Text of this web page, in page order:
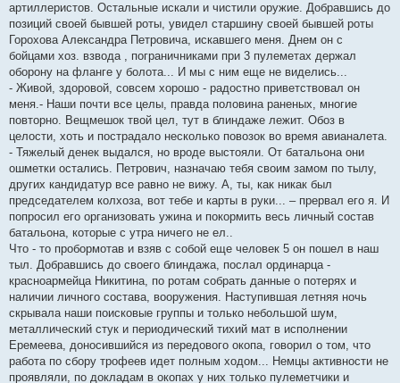
артиллеристов. Остальные искали и чистили оружие. Добравшись до
позиций своей бывшей роты, увидел старшину своей бывшей роты
Горохова Александра Петровича, искавшего меня. Днем он с
бойцами хоз. взвода , пограничниками при 3 пулеметах держал
оборону на фланге у болота... И мы с ним еще не виделись...
- Живой, здоровой, совсем хорошо - радостно приветствовал он
меня.- Наши почти все целы, правда половина раненых, многие
повторно. Вещмешок твой цел, тут в блиндаже лежит. Обоз в
целости, хоть и пострадало несколько повозок во время авианалета.
- Тяжелый денек выдался, но вроде выстояли. От батальона они
ошметки остались. Петрович, назначаю тебя своим замом по тылу,
других кандидатур все равно не вижу. А, ты, как никак был
председателем колхоза, вот тебе и карты в руки... – прервал его я. И
попросил его организовать ужина и покормить весь личный состав
батальона, которые с утра ничего не ел..
Что - то пробормотав и взяв с собой еще человек 5 он пошел в наш
тыл. Добравшись до своего блиндажа, послал ординарца -
красноармейца Никитина, по ротам собрать данные о потерях и
наличии личного состава, вооружения. Наступившая летняя ночь
скрывала наши поисковые группы и только небольшой шум,
металлический стук и периодический тихий мат в исполнении
Еремеева, доносившийся из передового окопа, говорил о том, что
работа по сбору трофеев идет полным ходом... Немцы активности не
проявляли, по докладам в окопах у них только пулеметчики и